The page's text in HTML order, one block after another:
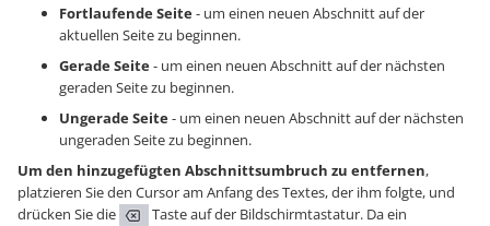
Fortlaufende Seite- um einen neuen Abschnitt auf der
aktuellen Seite zu beginnen.
Gerade Seite- um einen neuen Abschnitt auf der nächsten
geraden Seite zu beginnen.
Ungerade Seite- um einen neuen Abschnitt auf der nächsten
ungeraden Seite zu beginnen.
Um den hinzugefügten Abschnittsumbruch zu entfernen,
platzieren Sie den Cursor am Anfang des Textes, der ihm folgte, und
drücken Sie die
Taste auf der Bildschirmtastatur. Da ein